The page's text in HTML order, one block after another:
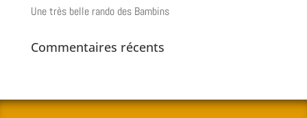
Une très belle rando des Bambins
Commentaires récents